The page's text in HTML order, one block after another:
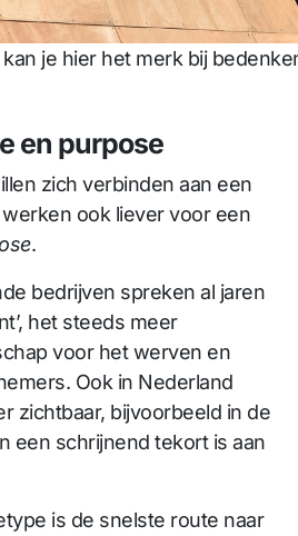
je hier het merk bij
en purpose
zich verbinden aan een
ook liever voor een
.
bedrijven spreken al jaren
het steeds meer
voor het werven en
Ook in Nederland
zichtbaar, bijvoorbeeld in de
een schrijnend tekort is aan
is de snelste route naar